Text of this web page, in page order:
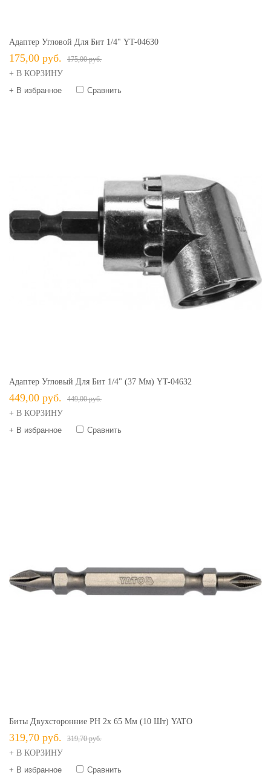
Адаптер Угловой Для Бит 1/4" YT-04630
175,00 руб. 175,00 руб.
+ В КОРЗИНУ
+ В избранное
Сравнить
Адаптер Угловый Для Бит 1/4" (37 Мм) YT-04632
449,00 руб. 449,00 руб.
+ В КОРЗИНУ
+ В избранное
Сравнить
Биты Двухсторонние PH 2х 65 Мм (10 Шт) YATO
319,70 руб. 319,70 руб.
+ В КОРЗИНУ
+ В избранное
Сравнить